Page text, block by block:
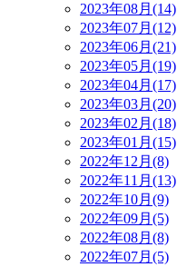
2023年08月(14)
2023年07月(12)
2023年06月(21)
2023年05月(19)
2023年04月(17)
2023年03月(20)
2023年02月(18)
2023年01月(15)
2022年12月(8)
2022年11月(13)
2022年10月(9)
2022年09月(5)
2022年08月(8)
2022年07月(5)